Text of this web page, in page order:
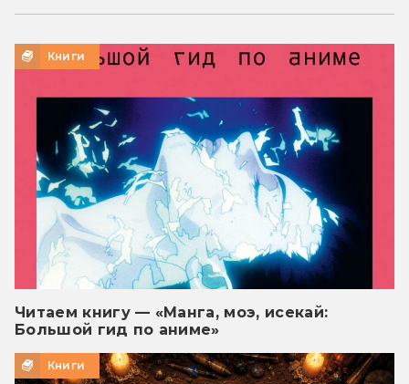
Книги
Читаем книгу — «Манга, моэ, исекай:
Большой гид по аниме»
Книги